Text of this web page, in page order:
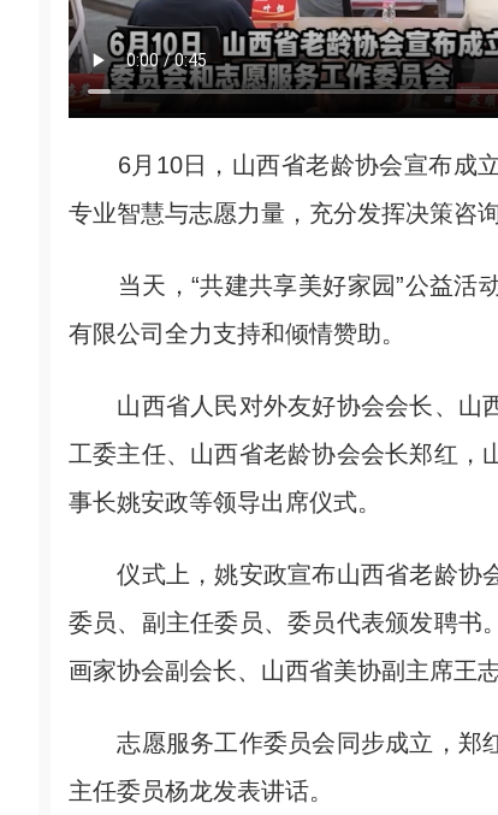
6月10日，山西省老龄协会宣布成立
专业智慧与志愿力量，充分发挥决策咨
当天，“共建共享美好家园”公益活
有限公司全力支持和倾情赞助。
山西省人民对外友好协会会长、山
工委主任、山西省老龄协会会长郑红，
事长姚安政等领导出席仪式。
仪式上，姚安政宣布山西省老龄协
委员、副主任委员、委员代表颁发聘书
画家协会副会长、山西省美协副主席王
志愿服务工作委员会同步成立，郑红
主任委员杨龙发表讲话。